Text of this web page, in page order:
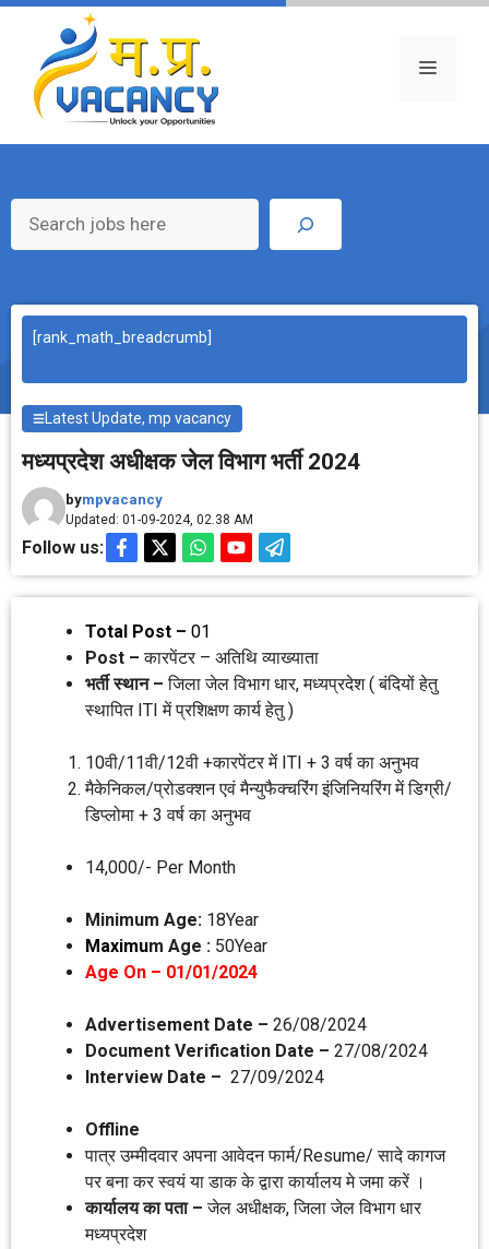
Skip
content
Menu
[rank_math_breadcrumb]
Latest Update,mp vacancy
मध्‍यप्रदेश अधीक्षक जेल विभाग भर्ती 2024
bympvacancy
Updated: 01-09-2024, 02.38 AM
Follow us:
Total Post – 01
Post –कारपेंटर – अतिथि व्‍याख्‍याता
भर्ती स्‍थान –जिला जेल विभाग धार, मध्‍यप्रदेश ( बंदियों हेतु
स्‍थापित ITI में प्रशिक्षण कार्य हेतु )
10वी/11वी/12वी +कारपेंटर में ITI + 3 वर्ष का अनुभव
मैकेनिकल/प्रोडक्‍शन एवं मैन्‍युफैक्‍चरिंंग इंजिनियरिंग में डिग्री/
डिप्‍लोमा + 3 वर्ष का अनुभव
14,000/- Per Month
Minimum Age: 18Year
Maximum Age : 50Year
Age On – 01/01/2024
Advertisement Date – 26/08/2024
Document Verification Date – 27/08/2024
Interview Date – 27/09/2024
Offline
पात्र उम्‍मीदवार अपना आवेदन फार्म/Resume/ सादे कागज
पर बना कर स्‍वयं या डाक के द्वारा कार्यालय मे जमा करें ।
कार्यालय का पता –जेल अधीक्षक, जिला जेल विभाग धार
मध्‍यप्रदेश